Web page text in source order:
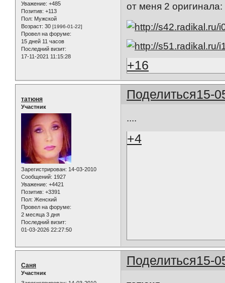
Уважение: +485
Позитив: +113
Пол: Мужской
Возраст: 30 [1996-01-22]
Провел на форуме:
15 дней 11 часов
Последний визит:
17-11-2021 11:15:28
от меня 2 оригинала:
+16
Поделиться15-
татюня
Участник
Зарегистрирован: 14-03-2010
Сообщений: 1927
Уважение: +4421
Позитив: +3391
Пол: Женский
Провел на форуме:
2 месяца 3 дня
Последний визит:
01-03-2026 22:27:50
....
+4
Поделиться15-
Саня
Участник